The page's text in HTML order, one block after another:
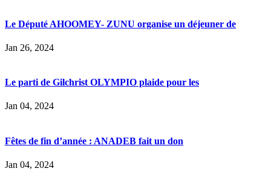
Le Député AHOOMEY- ZUNU organise un déjeuner de
Jan 26, 2024
Le parti de Gilchrist OLYMPIO plaide pour les
Jan 04, 2024
Fêtes de fin d’année : ANADEB fait un don
Jan 04, 2024